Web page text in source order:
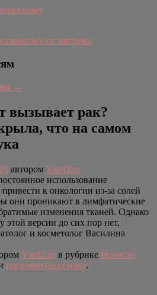
от завтрака
→
вызывает рак?
что на самом
автором Vse42.ru
использование
к онкологии из-за солей
они проникают в лимфатические
изменения тканей. Однако
версии до сих пор нет,
и косметолог Василина
Vse42.ru в рубрике Новости
постоянную ссылку.